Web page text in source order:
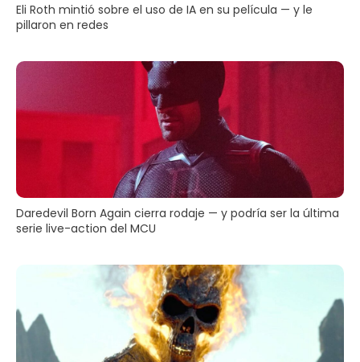
Eli Roth mintió sobre el uso de IA en su película — y le
pillaron en redes
Daredevil Born Again cierra rodaje — y podría ser la última
serie live-action del MCU